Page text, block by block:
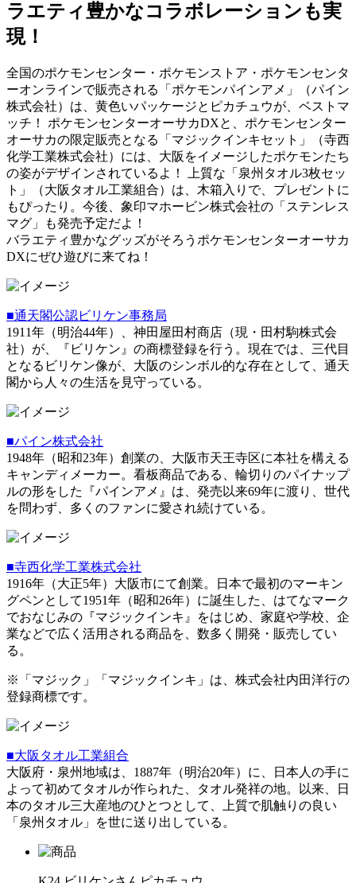
ラエティ豊かなコラボレーションも実
現！
全国のポケモンセンター・ポケモンストア・ポケモンセンタ
ーオンラインで販売される「ポケモンパインアメ」（パイン
株式会社）は、黄色いパッケージとピカチュウが、ベストマ
ッチ！ ポケモンセンターオーサカDXと、ポケモンセンター
オーサカの限定販売となる「マジックインキセット」（寺西
化学工業株式会社）には、大阪をイメージしたポケモンたち
の姿がデザインされているよ！ 上質な「泉州タオル3枚セッ
ト」（大阪タオル工業組合）は、木箱入りで、プレゼントに
もぴったり。今後、象印マホービン株式会社の「ステンレス
マグ」も発売予定だよ！
バラエティ豊かなグッズがそろうポケモンセンターオーサカ
DXにぜひ遊びに来てね！
■通天閣公認ビリケン事務局
1911年（明治44年）、神田屋田村商店（現・田村駒株式会
社）が、『ビリケン』の商標登録を行う。現在では、三代目
となるビリケン像が、大阪のシンボル的な存在として、通天
閣から人々の生活を見守っている。
■パイン株式会社
1948年（昭和23年）創業の、大阪市天王寺区に本社を構える
キャンディメーカー。看板商品である、輪切りのパイナップ
ルの形をした『パインアメ』は、発売以来69年に渡り、世代
を問わず、多くのファンに愛され続けている。
■寺西化学工業株式会社
1916年（大正5年）大阪市にて創業。日本で最初のマーキン
グペンとして1951年（昭和26年）に誕生した、はてなマーク
でおなじみの『マジックインキ』をはじめ、家庭や学校、企
業などで広く活用される商品を、数多く開発・販売してい
る。
※「マジック」「マジックインキ」は、株式会社内田洋行の
登録商標です。
■大阪タオル工業組合
大阪府・泉州地域は、1887年（明治20年）に、日本人の手に
よって初めてタオルが作られた、タオル発祥の地。以来、日
本のタオル三大産地のひとつとして、上質で肌触りの良い
「泉州タオル」を世に送り出している。